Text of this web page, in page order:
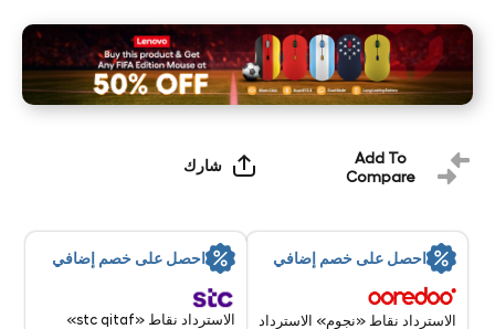
Add To
Compare
شارك
احصل على خصم إضافي
الاسترداد نقاط «نجوم» الاسترداد
احصل على خصم إضافي
الاسترداد نقاط «stc qitaf»